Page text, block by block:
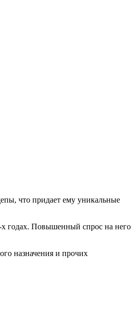
что придает ему уникальные
х годах. Повышенный спрос на него
назначения и прочих